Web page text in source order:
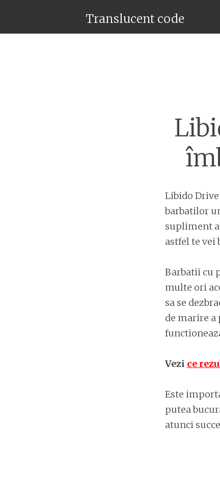
Translucent code
Libido
barbatilor
supliment
astfel te vei
Barbatii cu
multe ori
sa se
de marire a
Vezi ce
Este
putea
atunci